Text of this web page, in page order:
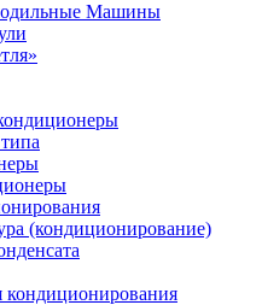
Машины
(кондиционирование)
кондиционирования